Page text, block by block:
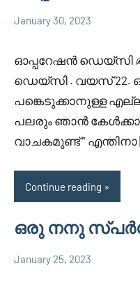
Uncategorized
January 30, 2023
ഓപ്പറേഷൻ ഡെയ്സി ✍️
ഡെയ്സി . വയസ് 22.
പങ്കെടുക്കാനുള്ള
പലരും ഞാൻ
വാചകമുണ്ട് ” എന്തിനാ
Continue reading
ഒരു നനു
Uncategorized
January 25, 2023